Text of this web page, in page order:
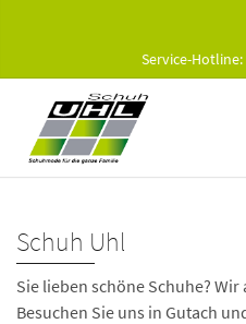
Service-Hotline:
Schuh Uhl
Sie lieben schöne Schuhe? Wir
Besuchen Sie uns in Gutach